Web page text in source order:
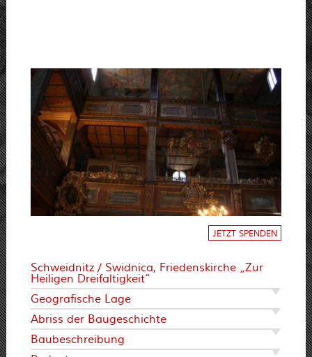
JETZT SPENDEN
Schweidnitz / Swidnica, Friedenskirche „Zur
Heiligen Dreifaltigkeit“
Geografische Lage
Abriss der Baugeschichte
Baubeschreibung
Bedeutung
Restaurierungsmaßnahmen in den Jahren vor
Fördervorhaben 2007/2008 und 2010/2011 der
Denkmalschutz
Projektbetreuung der von der DPS 2007/2008
und 2010 - 2012 geförderten
Fensterrestaurierungsarbeiten
Restaurierung der Großen Orgel auf den
Westemporen, 2014 - 2015